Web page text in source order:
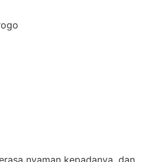
nyaman kepadanya, dan